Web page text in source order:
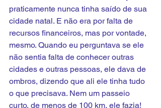
praticamente nunca tinha saído de sua
cidade natal. E não era por falta de
recursos financeiros, mas por vontade,
mesmo. Quando eu perguntava se ele
não sentia falta de conhecer outras
cidades e outras pessoas, ele dava de
ombros, dizendo que ali ele tinha tudo
o que precisava. Nem um passeio
curto, de menos de 100 km, ele fazia!